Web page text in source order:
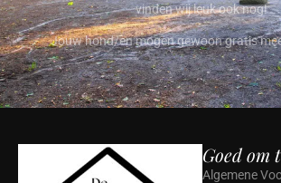
vinden wij leuk ook nog!
Jouw hond/en mogen gewoon gratis
Goed om
Algemene